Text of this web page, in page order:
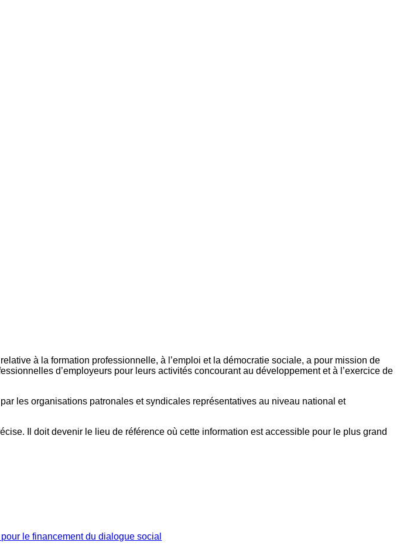
à la formation professionnelle, à l’emploi et la démocratie sociale, a pour mission de
d’employeurs pour leurs activités concourant au développement et à l’exercice de
les organisations patronales et syndicales représentatives au niveau national et
Il doit devenir le lieu de référence où cette information est accessible pour le plus grand
le financement du dialogue social